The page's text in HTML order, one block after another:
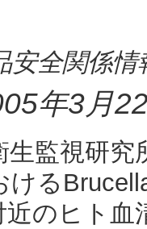
安全関係情
年3月
監視研究
ける
のヒト血